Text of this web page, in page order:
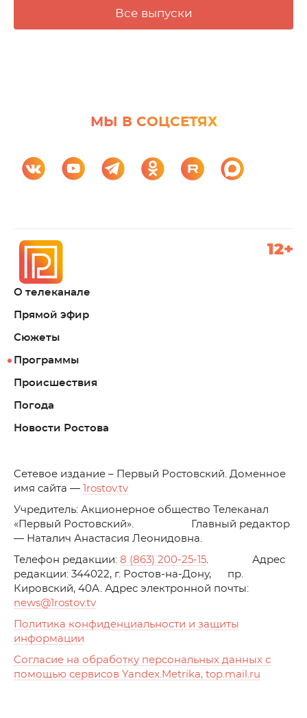
Все выпуски
МЫ В СОЦСЕТЯХ
О телеканале
Прямой эфир
Сюжеты
Программы
Происшествия
Погода
Новости Ростова
12+
Cетевое издание – Первый Ростовский. Доменное
имя сайта —
1rostov.tv
Учредитель: Акционерное общество Телеканал
«Первый Ростовский». Главный редактор
— Наталич Анастасия Леонидовна.
Телефон редакции: 8 (863) 200-25-15. Адрес
редакции: 344022, г. Ростов-на-Дону, пр.
Кировский, 40А. Адрес электронной почты:
news@1rostov.tv
Политика конфиденциальности и защиты
информации
Согласие на обработку персональных данных с
помощью сервисов Yandex.Metrika, top.mail.ru